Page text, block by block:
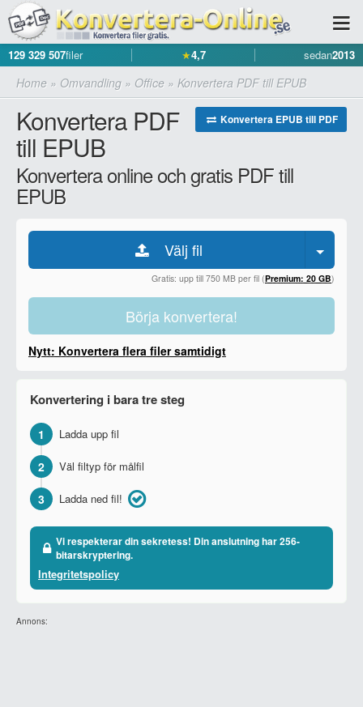
129 329 507filer ★4,7 sedan2013
Home » Omvandling » Office » Konvertera PDF till EPUB
Konvertera EPUB till PDF
Konvertera PDF
till EPUB
Konvertera online och gratis PDF till
EPUB
Välj fil
Gratis: upp till 750 MB per fil (Premium: 20 GB)
Börja konvertera!
Nytt: Konvertera flera filer samtidigt
Konvertering i bara tre steg
1 Ladda upp fil
2 Väl filtyp för målfil
3 Ladda ned fil!
Vi respekterar din sekretess! Din anslutning har 256-
bitarskryptering.
Integritetspolicy
Annons: